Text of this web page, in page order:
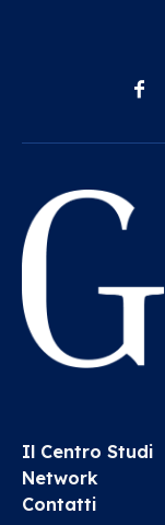
Il Centro Studi
Network
Contatti